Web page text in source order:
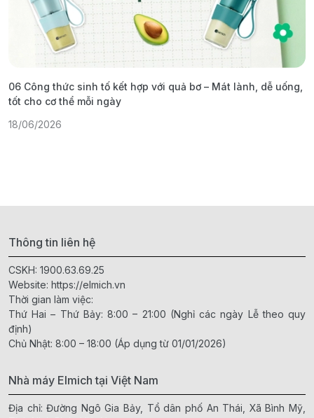
06 Công thức sinh tố kết hợp với quả bơ – Mát lành, dễ uống,
tốt cho cơ thể mỗi ngày
18/06/2026
Thông tin liên hệ
CSKH: 1900.63.69.25
Website: https://elmich.vn
Thời gian làm việc:
Thứ Hai – Thứ Bảy: 8:00 – 21:00 (Nghỉ các ngày Lễ theo quy
định)
Chủ Nhật: 8:00 – 18:00 (Áp dụng từ 01/01/2026)
Nhà máy Elmich tại Việt Nam
Địa chỉ: Đường Ngô Gia Bảy, Tổ dân phố An Thái, Xã Bình Mỹ,